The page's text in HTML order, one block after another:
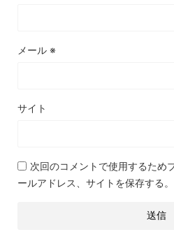
メール ※
サイト
次回のコメントで使用するため
ールアドレス、サイトを保存する。